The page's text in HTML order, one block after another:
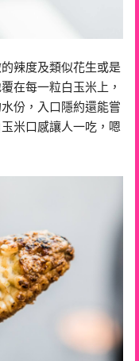
辣度及類似花生或是
在每一粒白玉米上，
份，入口隱約還能嘗
米口感讓人一吃，嗯